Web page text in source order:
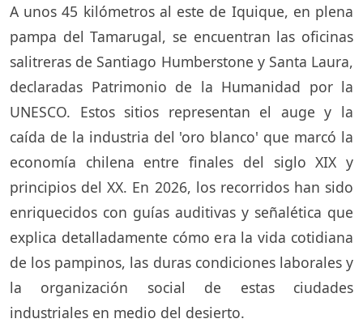
A unos 45 kilómetros al este de Iquique, en plena
pampa del Tamarugal, se encuentran las oficinas
salitreras de Santiago Humberstone y Santa Laura,
declaradas Patrimonio de la Humanidad por la
UNESCO. Estos sitios representan el auge y la
caída de la industria del 'oro blanco' que marcó la
economía chilena entre finales del siglo XIX y
principios del XX. En 2026, los recorridos han sido
enriquecidos con guías auditivas y señalética que
explica detalladamente cómo era la vida cotidiana
de los pampinos, las duras condiciones laborales y
la organización social de estas ciudades
industriales en medio del desierto.